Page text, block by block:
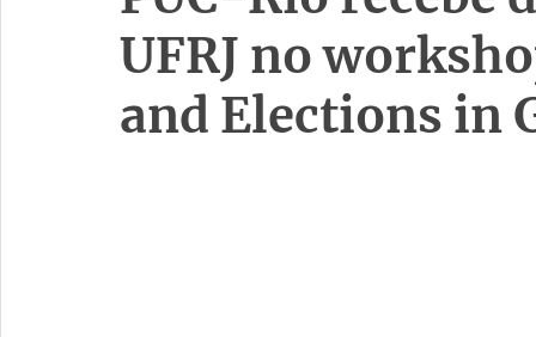
UFRJ no
and Elections in